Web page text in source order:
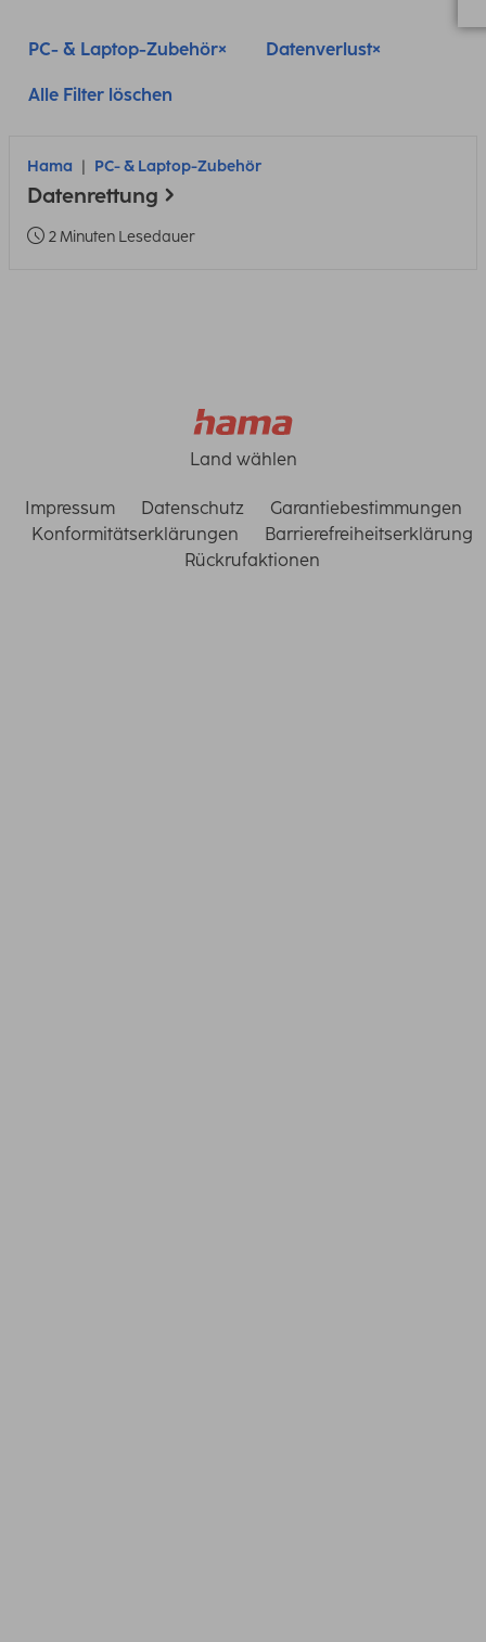
PC- & Laptop-Zubehör Datenverlust
Alle Filter löschen
Hama PC- & Laptop-Zubehör
Datenrettung
2 Minuten Lesedauer
Land wählen
Impressum Datenschutz
Garantiebestimmungen
Konformitätserklärungen
Barrierefreiheitserklärung
Rückrufaktionen